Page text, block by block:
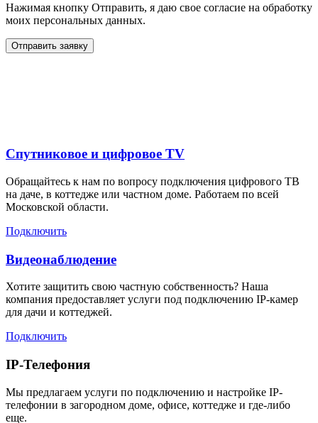
Нажимая кнопку Отправить, я даю свое согласие на обработку
моих персональных данных.
Отправить заявку
Спутниковое и цифровое TV
Обращайтесь к нам по вопросу подключения цифрового ТВ
на даче, в коттедже или частном доме. Работаем по всей
Московской области.
Подключить
Видеонаблюдение
Хотите защитить свою частную собственность? Наша
компания предоставляет услуги под подключению IP-камер
для дачи и коттеджей.
Подключить
IP-Телефония
Мы предлагаем услуги по подключению и настройке IP-
телефонии в загородном доме, офисе, коттедже и где-либо
еще.